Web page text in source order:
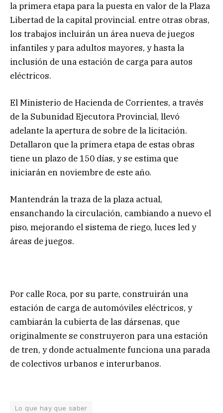
la primera etapa para la puesta en valor de la Plaza
Libertad de la capital provincial. entre otras obras,
los trabajos incluirán un área nueva de juegos
infantiles y para adultos mayores, y hasta la
inclusión de una estación de carga para autos
eléctricos.
El Ministerio de Hacienda de Corrientes, a través
de la Subunidad Ejecutora Provincial, llevó
adelante la apertura de sobre de la licitación.
Detallaron que la primera etapa de estas obras
tiene un plazo de 150 días, y se estima que
iniciarán en noviembre de este año.
Mantendrán la traza de la plaza actual,
ensanchando la circulación, cambiando a nuevo el
piso, mejorando el sistema de riego, luces led y
áreas de juegos.
Por calle Roca, por su parte, construirán una
estación de carga de automóviles eléctricos, y
cambiarán la cubierta de las dársenas, que
originalmente se construyeron para una estación
de tren, y donde actualmente funciona una parada
de colectivos urbanos e interurbanos.
Lo que hay que saber